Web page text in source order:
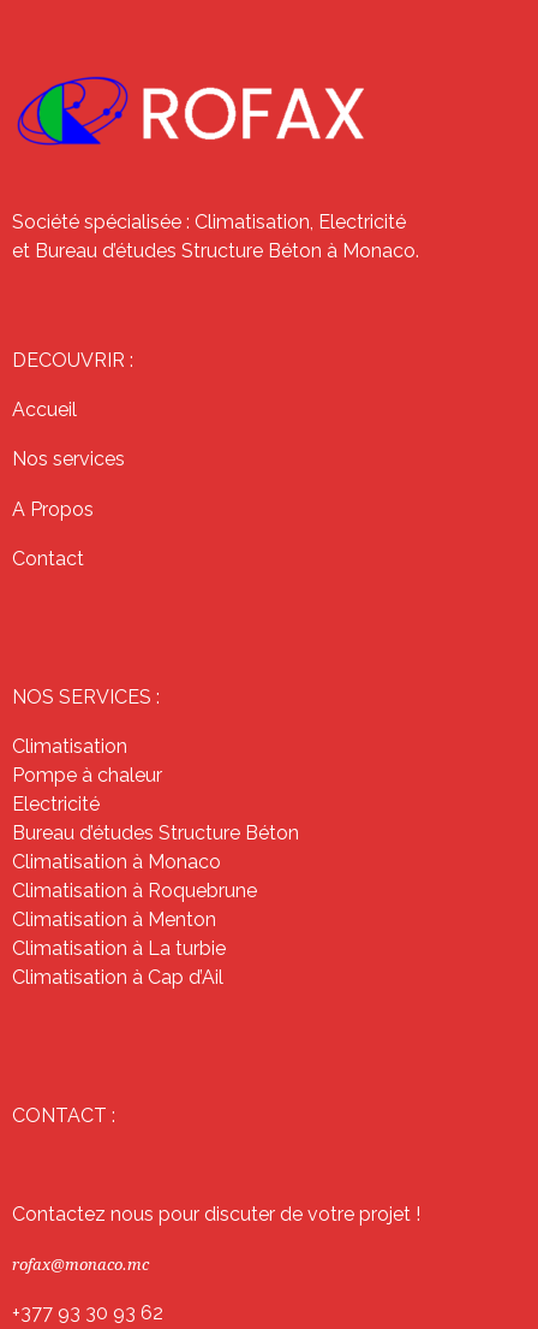
Société spécialisée : Climatisation, Electricité
et Bureau d’études Structure Béton à Monaco.
DECOUVRIR :
Accueil
Nos services
A Propos
Contact
NOS SERVICES :
Climatisation
Pompe à chaleur
Electricité
Bureau d’études Structure Béton
Climatisation à Monaco
Climatisation à Roquebrune
Climatisation à Menton
Climatisation à La turbie
Climatisation à Cap d’Ail
CONTACT :
Contactez nous pour discuter de votre projet !
rofax@monaco.mc
+377 93 30 93 62